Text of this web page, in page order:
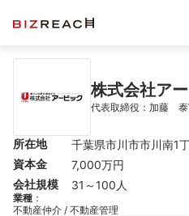
株式会社ア
代表取締役：加藤　
所在地
千葉県市川市市川南1
資本金
7,000万円
会社規模
31～100人
業種 ：
不動産仲介 / 不動産管理